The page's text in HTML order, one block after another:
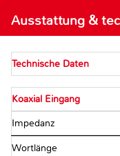
Ausstattung &
Technische Daten
Koaxial Eingang
Impedanz
Wortlänge